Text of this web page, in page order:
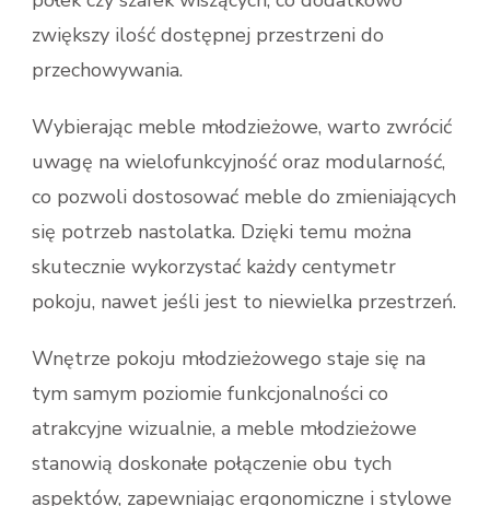
zwiększy ilość dostępnej przestrzeni do
przechowywania.
Wybierając meble młodzieżowe, warto zwrócić
uwagę na wielofunkcyjność oraz modularność,
co pozwoli dostosować meble do zmieniających
się potrzeb nastolatka. Dzięki temu można
skutecznie wykorzystać każdy centymetr
pokoju, nawet jeśli jest to niewielka przestrzeń.
Wnętrze pokoju młodzieżowego staje się na
tym samym poziomie funkcjonalności co
atrakcyjne wizualnie, a meble młodzieżowe
stanowią doskonałe połączenie obu tych
aspektów, zapewniając ergonomiczne i stylowe